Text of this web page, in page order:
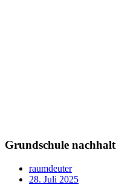
Grundschule
raumdeuter
28. Juli 2025